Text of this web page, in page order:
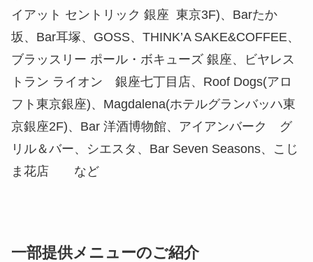
イアット セントリック 銀座 東京3F)、Barたか
坂、Bar耳塚、GOSS、THINK’A SAKE&COFFEE、
ブラッスリー ポール・ボキューズ 銀座、ビヤレス
トラン ライオン 銀座七丁目店、Roof Dogs(アロ
フト東京銀座)、Magdalena(ホテルグランバッハ東
京銀座2F)、Bar 洋酒博物館、アイアンバーク グ
リル＆バー、シエスタ、Bar Seven Seasons、こじ
ま花店 など
一部提供メニューのご紹介